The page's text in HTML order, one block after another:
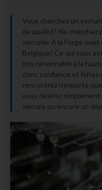
Vous cherchez un
de qualité? Ne cherchez
serrurier A la Forge
Belgique! Ce qui vous
prix raisonnable à la
donc confiance et faites
rencontrez n’importe
vous désirez
serrure ou encore un